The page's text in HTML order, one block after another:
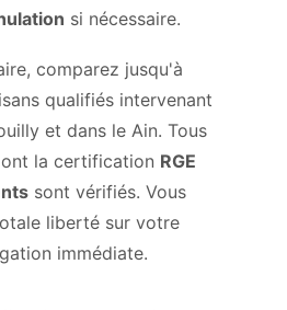
si nécessaire.
comparez jusqu'à
qualifiés intervenant
et dans le Ain. Tous
la certification RGE
sont vérifiés. Vous
liberté sur votre
immédiate.